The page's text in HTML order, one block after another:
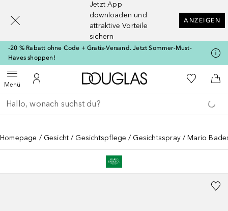
Jetzt App
downloaden und
attraktive Vorteile
sichern
ANZEIGEN
-20 % Rabatt ohne Code + Gratis-Versand. Jetzt Sommer-Must-
Haves shoppen!
MenüMenü öffnenZu Meinem Kundenkonto
Zur Douglas Startseite
Zu Meiner
Gehe zurück
Suche ausführen
Homepage Gesicht Gesichtspflege Gesichtsspray Mario
[navigation.slideout.screenreader]